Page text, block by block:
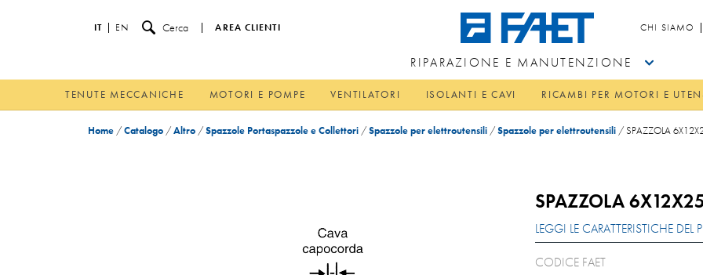
IT EN Cerca AREA CLIENTI CHI SIAMO
RIPARAZIONE E MANUTENZIONE
TENUTE MECCANICHE MOTORI E POMPE VENTILATORI ISOLANTI E CAVI RICAMBI PER MOTORI E
Home /Catalogo /Altro /Spazzole Portaspazzole e Collettori /Spazzole per elettroutensili /Spazzole per elettroutensili /SPAZZOLA
SPAZZOLA
LEGGI LE CARATTERISTICHE DEL
CODICE FAET